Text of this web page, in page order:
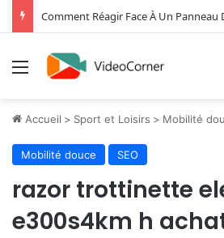
Menu
Accueil > Sport et Loisirs > Mobilité
Mobilité douce SEO
razor trottinette
e300s4km h